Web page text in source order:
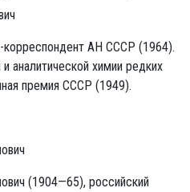
корреспондент АН СССР (1964).
аналитической химии редких
премия СССР (1949).
(1904—65), российский